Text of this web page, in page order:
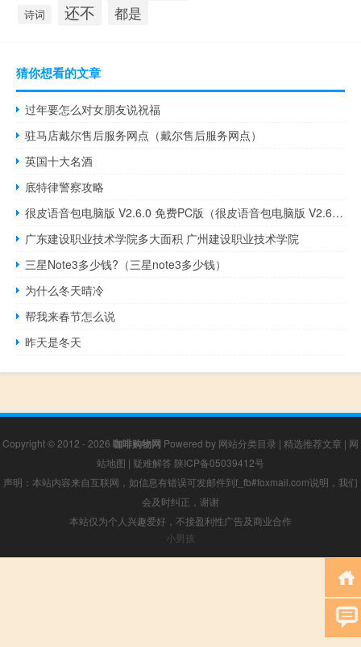
诗词 还不 都是
猜你想看的文章
过年要怎么对女朋友说祝福
驻马店戴尔售后服务网点（戴尔售后服务网点）
英国十大名酒
底特律警察攻略
很皮语音包电脑版 V2.6.0 免费PC版（很皮语音包电脑版 V2.6.0 免费PC版功能简介）
广东建设职业技术学院多大面积 广州建设职业技术学院
三星Note3多少钱?（三星note3多少钱）
为什么冬天晴冷
帮我来春节怎么说
昨天是冬天
Copyright © 2012 - 2026 咖啡购物网 Powered by 网站分类目录 | 精选推荐文章 | 网
站地图 | 疑难解答 陕ICP备05039412号
声明：本站内容来自互联网，如信息有错误可发邮件到f_fb#foxmail.com说明，我们
会及时纠正，谢谢
本站仅为个人兴趣爱好，不接盈利性广告及商业合作
小男孩